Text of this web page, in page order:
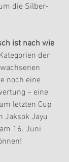
die Silber-
ist nach wie
der
noch eine
– eine
letzten Cup
Jaksok Jayu
16. Juni